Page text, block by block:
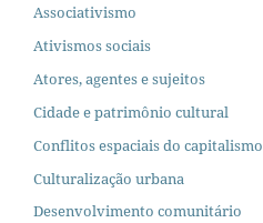
Associativismo
Ativismos sociais
Atores, agentes e sujeitos
Cidade e patrimônio cultural
Conflitos espaciais do capitalismo
Culturalização urbana
Desenvolvimento comunitário